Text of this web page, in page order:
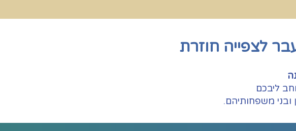
לצפייה חוזרת
ליבכם
משפחותיהם.